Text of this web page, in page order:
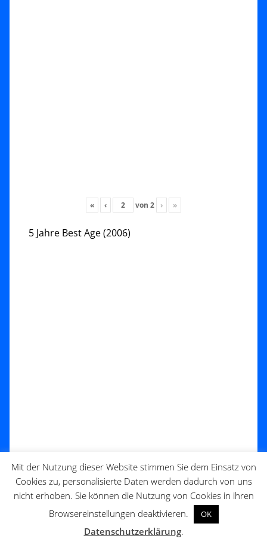
« ‹ von 2 › »
5 Jahre Best Age (2006)
Mit der Nutzung dieser Website stimmen Sie dem Einsatz von
Cookies zu, personalisierte Daten werden dadurch von uns
nicht erhoben. Sie können die Nutzung von Cookies in ihren
Browsereinstellungen deaktivieren.
OK
Datenschutzerklärung.